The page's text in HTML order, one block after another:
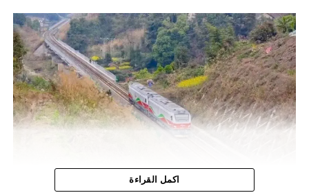
وتندرج هذه الخطوة ضمن برنامج تحديث أسطول الجر الذي
أطلقه المكتب الوطني للسكك الحديدية، بهدف الرفع من كفاءة
اكمل القراءة